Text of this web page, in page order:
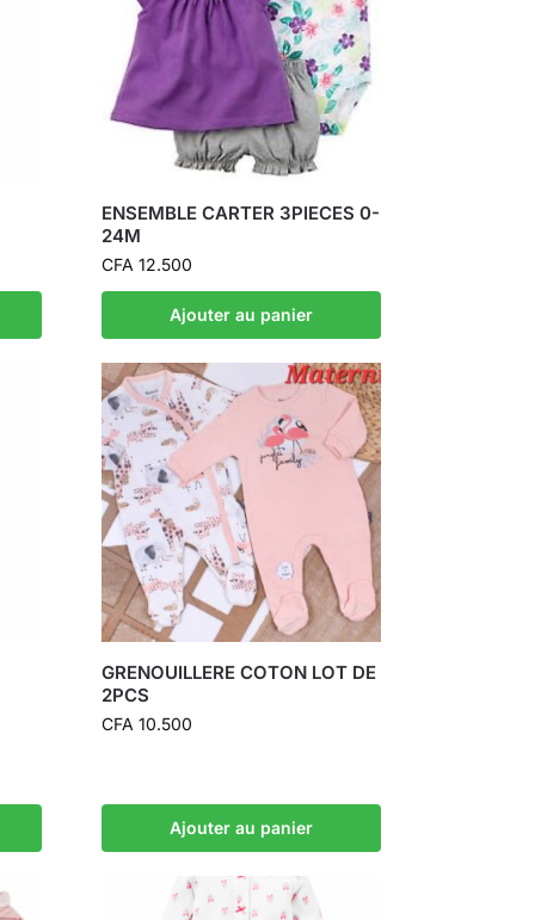
ENSEMBLE CARTER 3PIECES 0-
24M
CFA 12.500
Ajouter au panier
GRENOUILLERE COTON LOT DE
2PCS
CFA 10.500
Ajouter au panier